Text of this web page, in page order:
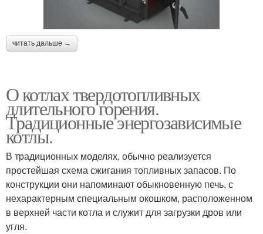
читать дальше →
О котлах твердотопливных
длительного горения.
Традиционные энергозависимые
котлы.
В традиционных моделях, обычно реализуется
простейшая схема сжигания топливных запасов. По
конструкции они напоминают обыкновенную печь, с
нехарактерным специальным окошком, расположенном
в верхней части котла и служит для загрузки дров или
угля.